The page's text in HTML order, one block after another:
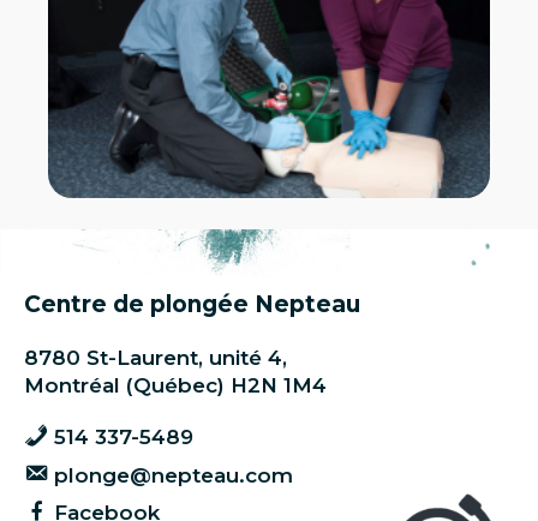
Centre de plongée Nepteau
8780 St-Laurent, unité 4,
Montréal (Québec) H2N 1M4
514 337-5489
plonge@nepteau.com
Facebook